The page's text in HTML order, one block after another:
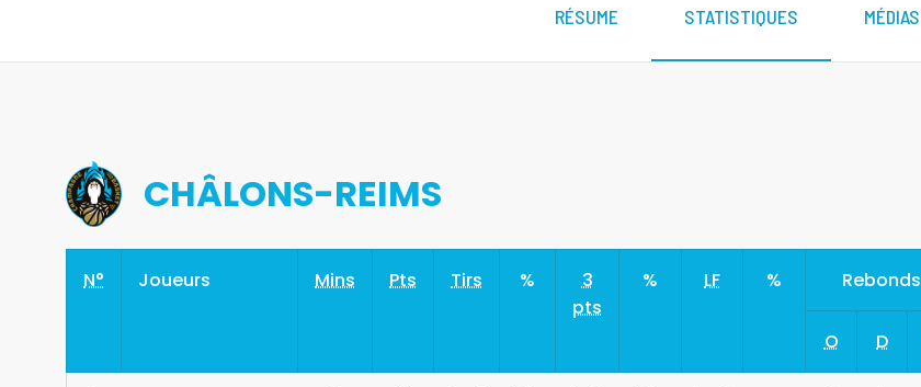
RÉSUME STATISTIQUES MÉDIAS
CHÂLONS-REIMS
N° Joueurs Mins Pts Tirs %
3
pts
% LF % Rebonds
O D